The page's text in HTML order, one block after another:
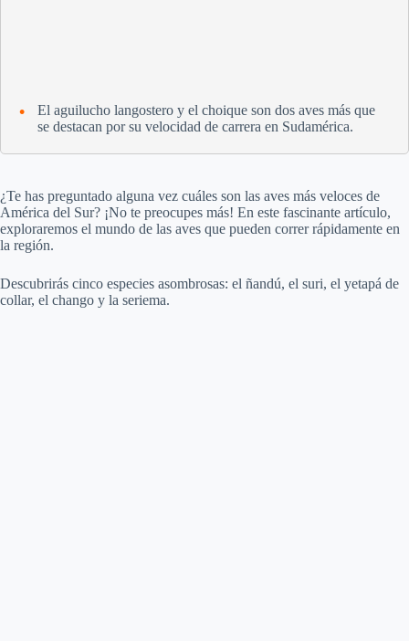
El aguilucho langostero y el choique son dos aves más que
se destacan por su velocidad de carrera en Sudamérica.
¿Te has preguntado alguna vez cuáles son las aves más veloces de
América del Sur? ¡No te preocupes más! En este fascinante artículo,
exploraremos el mundo de las aves que pueden correr rápidamente en
la región.
Descubrirás cinco especies asombrosas: el ñandú, el suri, el yetapá de
collar, el chango y la seriema.